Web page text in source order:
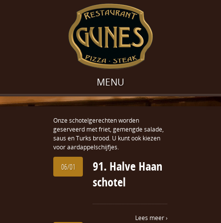
MENU
Onze schotelgerechten worden
geserveerd met friet, gemengde salade,
saus en Turks brood. U kunt ook kiezen
voor aardappelschijfjes.
06/01
91. Halve Haan
schotel
Lees meer ›